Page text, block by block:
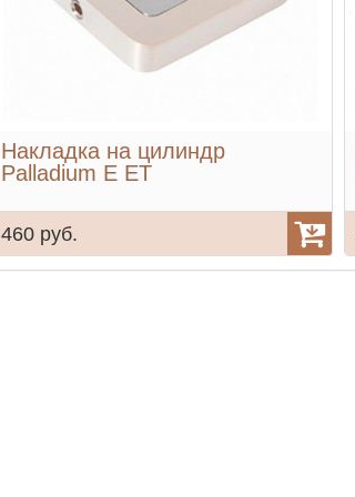
Накладка на цилиндр
Palladium E ET
460 руб.